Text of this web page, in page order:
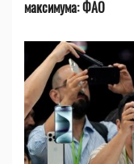
максимума: ФАО